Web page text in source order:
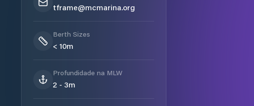
tframe@mcmarina.org
Berth Sizes
< 10m
Profundidade na MLW
2 - 3m